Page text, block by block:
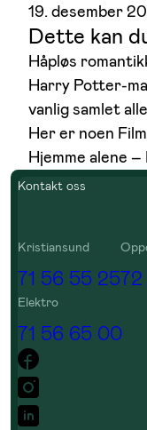
19. desember
Dette kan
Håpløs
Harry Potter-
vanlig samlet
Her er noen
Hjemme alene
Kontakt oss
Kristiansund
71 56 55 25
Elektro
71 56 65 00